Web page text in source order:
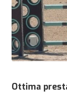
Ottima